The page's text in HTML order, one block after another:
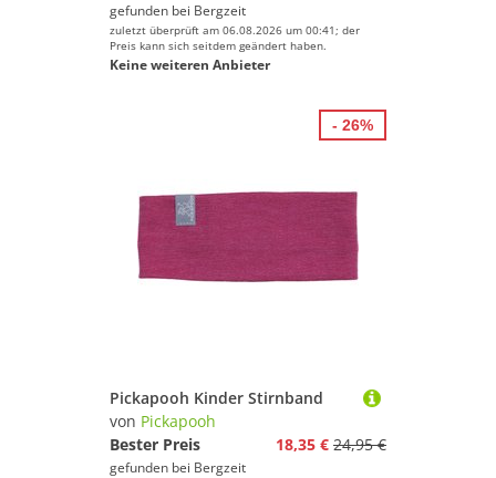
gefunden bei Bergzeit
zuletzt überprüft am 06.08.2026 um 00:41; der
Preis kann sich seitdem geändert haben.
Keine weiteren Anbieter
Pickapooh Kinder Stirnband
von Pickapooh
Bester Preis
18,35 € 24,95 €
gefunden bei Bergzeit
- 26%